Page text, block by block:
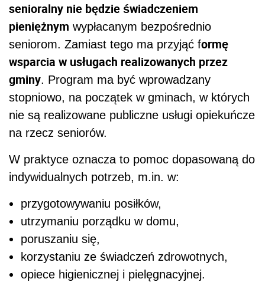
senioralny nie będzie świadczeniem
pieniężnym wypłacanym bezpośrednio
seniorom. Zamiast tego ma przyjąć formę
wsparcia w usługach realizowanych przez
gminy. Program ma być wprowadzany
stopniowo, na początek w gminach, w których
nie są realizowane publiczne usługi opiekuńcze
na rzecz seniorów.
W praktyce oznacza to pomoc dopasowaną do
indywidualnych potrzeb, m.in. w:
przygotowywaniu posiłków,
utrzymaniu porządku w domu,
poruszaniu się,
korzystaniu ze świadczeń zdrowotnych,
opiece higienicznej i pielęgnacyjnej.